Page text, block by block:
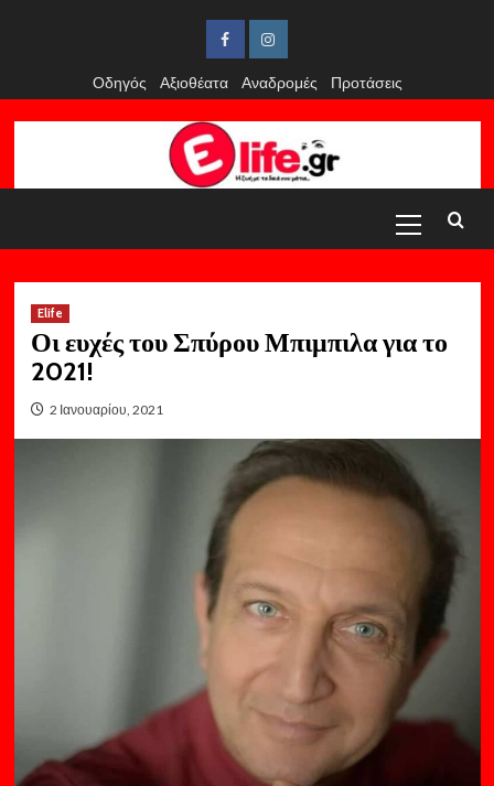
FacebookInstagram
Οδηγός
Αξιοθέατα Αναδρομές Προτάσεις
Menu
Elife
Οι ευχές του Σπύρου Μπιμπιλα για το
2021!
2 Ιανουαρίου, 2021